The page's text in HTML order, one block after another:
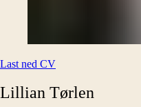
Last ned CV
Lillian Tørlen